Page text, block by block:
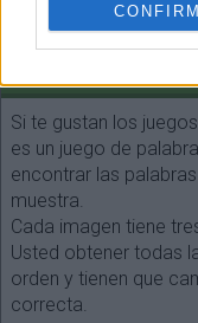
CONFIRM
Si te gustan los
es un juego de
encontrar las
muestra.
Cada imagen tiene
Usted obtener todas
orden y tienen que
correcta.